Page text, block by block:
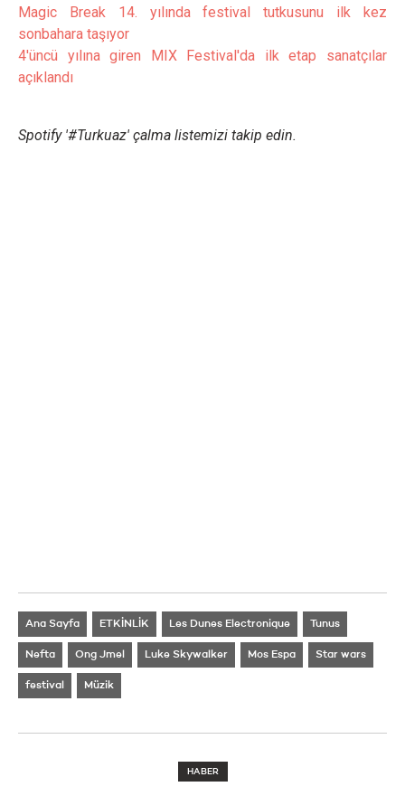
Magic Break 14. yılında festival tutkusunu ilk kez
sonbahara taşıyor
4'üncü yılına giren MIX Festival'da ilk etap sanatçılar
açıklandı
Spotify '#Turkuaz' çalma listemizi takip edin.
Ana Sayfa ETKİNLİK Les Dunes Electronique Tunus
Nefta Ong Jmel Luke Skywalker Mos Espa Star wars
festival Müzik
HABER